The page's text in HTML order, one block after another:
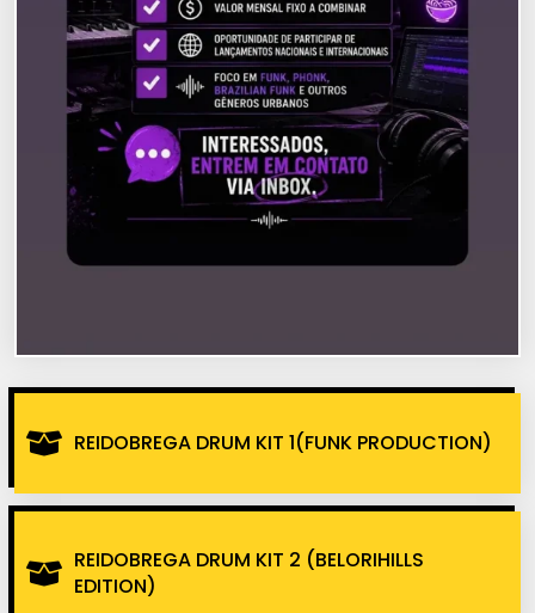
REIDOBREGA DRUM KIT 1(FUNK PRODUCTION)
REIDOBREGA DRUM KIT 2 (BELORIHILLS
EDITION)